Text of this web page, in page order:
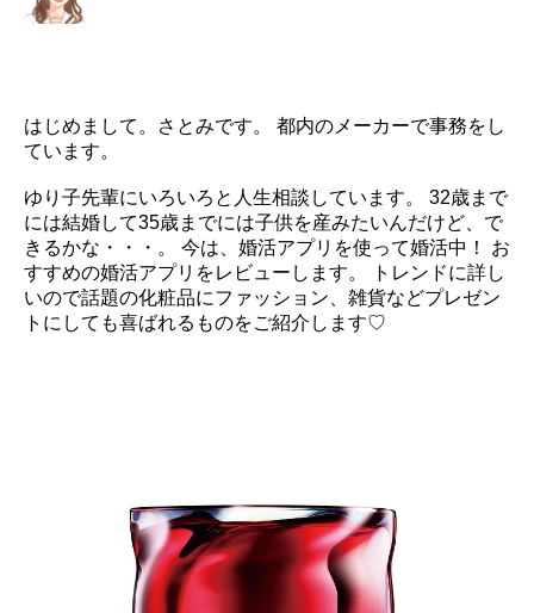
はじめまして。さとみです。 都内のメーカーで事務をし
ています。
ゆり子先輩にいろいろと人生相談しています。 32歳まで
には結婚して35歳までには子供を産みたいんだけど、で
きるかな・・・。 今は、婚活アプリを使って婚活中！ お
すすめの婚活アプリをレビューします。 トレンドに詳し
いので話題の化粧品にファッション、雑貨などプレゼン
トにしても喜ばれるものをご紹介します♡